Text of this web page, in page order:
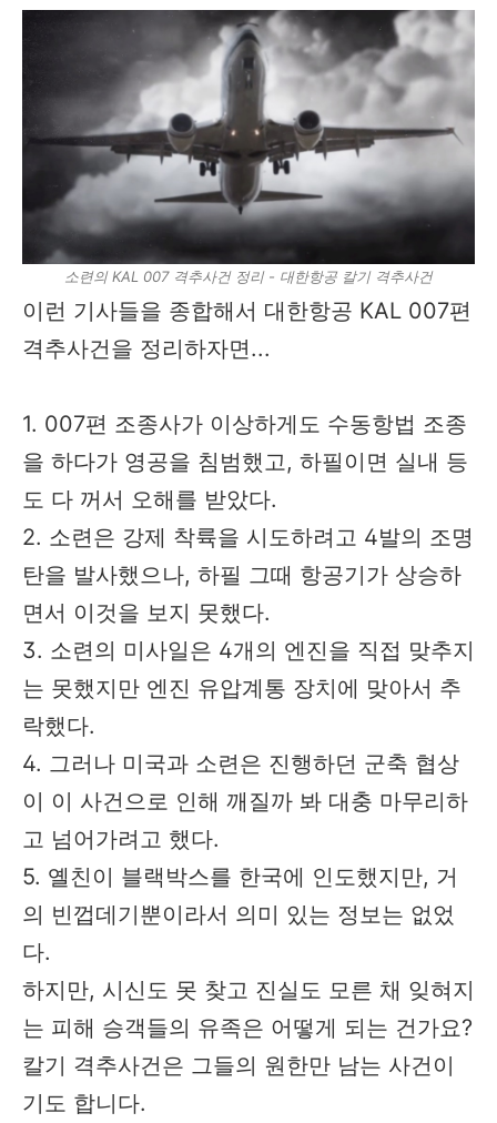
소련의 KAL 007 격추사건 정리 - 대한항공 칼기 격추사건
이런 기사들을 종합해서 대한항공 KAL 007편
격추사건을 정리하자면...
1. 007편 조종사가 이상하게도 수동항법 조종
을 하다가 영공을 침범했고, 하필이면 실내 등
도 다 꺼서 오해를 받았다.
2. 소련은 강제 착륙을 시도하려고 4발의 조명
탄을 발사했으나, 하필 그때 항공기가 상승하
면서 이것을 보지 못했다.
3. 소련의 미사일은 4개의 엔진을 직접 맞추지
는 못했지만 엔진 유압계통 장치에 맞아서 추
락했다.
4. 그러나 미국과 소련은 진행하던 군축 협상
이 이 사건으로 인해 깨질까 봐 대충 마무리하
고 넘어가려고 했다.
5. 옐친이 블랙박스를 한국에 인도했지만, 거
의 빈껍데기뿐이라서 의미 있는 정보는 없었
다.
하지만, 시신도 못 찾고 진실도 모른 채 잊혀지
는 피해 승객들의 유족은 어떻게 되는 건가요?
칼기 격추사건은 그들의 원한만 남는 사건이
기도 합니다.